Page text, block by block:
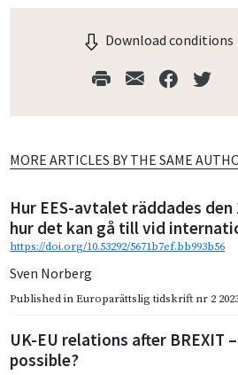
Download conditions
MORE ARTICLES BY THE SAME
Hur EES-avtalet räddades
hur det kan gå till vid
https://doi.org/10.53292/5671b7ef.bb993b56
Sven Norberg
Published inEuroparättslig tidskrift nr 2
UK-EU relations after BREXIT
possible?